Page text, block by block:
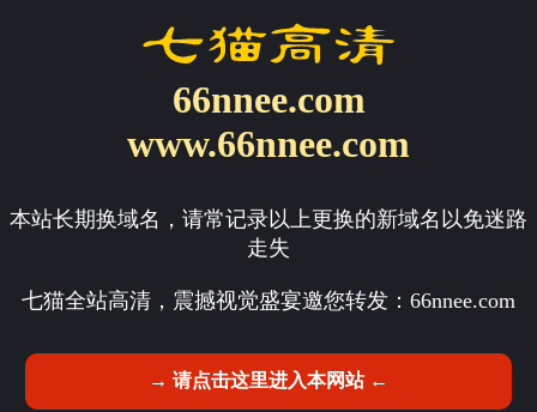
66nnee.com
www.66nnee.com
本站长期换域名，请常记录以上更换的新域名以免迷路
走失
七猫全站高清，震撼视觉盛宴邀您转发： 66nnee.com
→ 请点击这里进入本网站 ←